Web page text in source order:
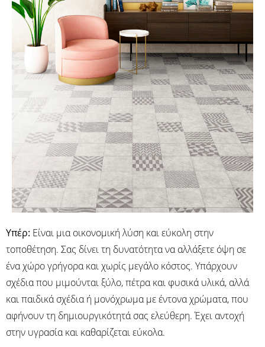
Υπέρ: Είναι μια οικονομική λύση και εύκολη στην
τοποθέτηση. Σας δίνει τη δυνατότητα να αλλάξετε όψη σε
ένα χώρο γρήγορα και χωρίς μεγάλο κόστος. Υπάρχουν
σχέδια που μιμούνται ξύλο, πέτρα και φυσικά υλικά, αλλά
και παιδικά σχέδια ή μονόχρωμα με έντονα χρώματα, που
αφήνουν τη δημιουργικότητά σας ελεύθερη. Έχει αντοχή
στην υγρασία και καθαρίζεται εύκολα.